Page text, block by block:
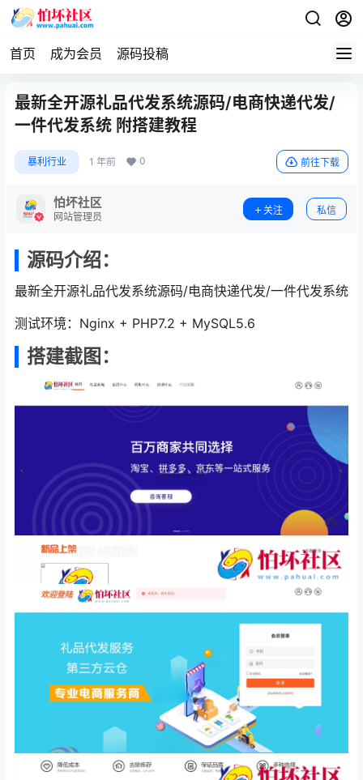
首页 成为会员 源码投稿
最新全开源礼品代发系统源码/电商快递代发/
一件代发系统 附搭建教程
暴利行业 1 年前 0 前往下载
怕坏社区
网站管理员
关注 私信
源码介绍：
最新全开源礼品代发系统源码/电商快递代发/一件代发系统
测试环境：Nginx + PHP7.2 + MySQL5.6
搭建截图：